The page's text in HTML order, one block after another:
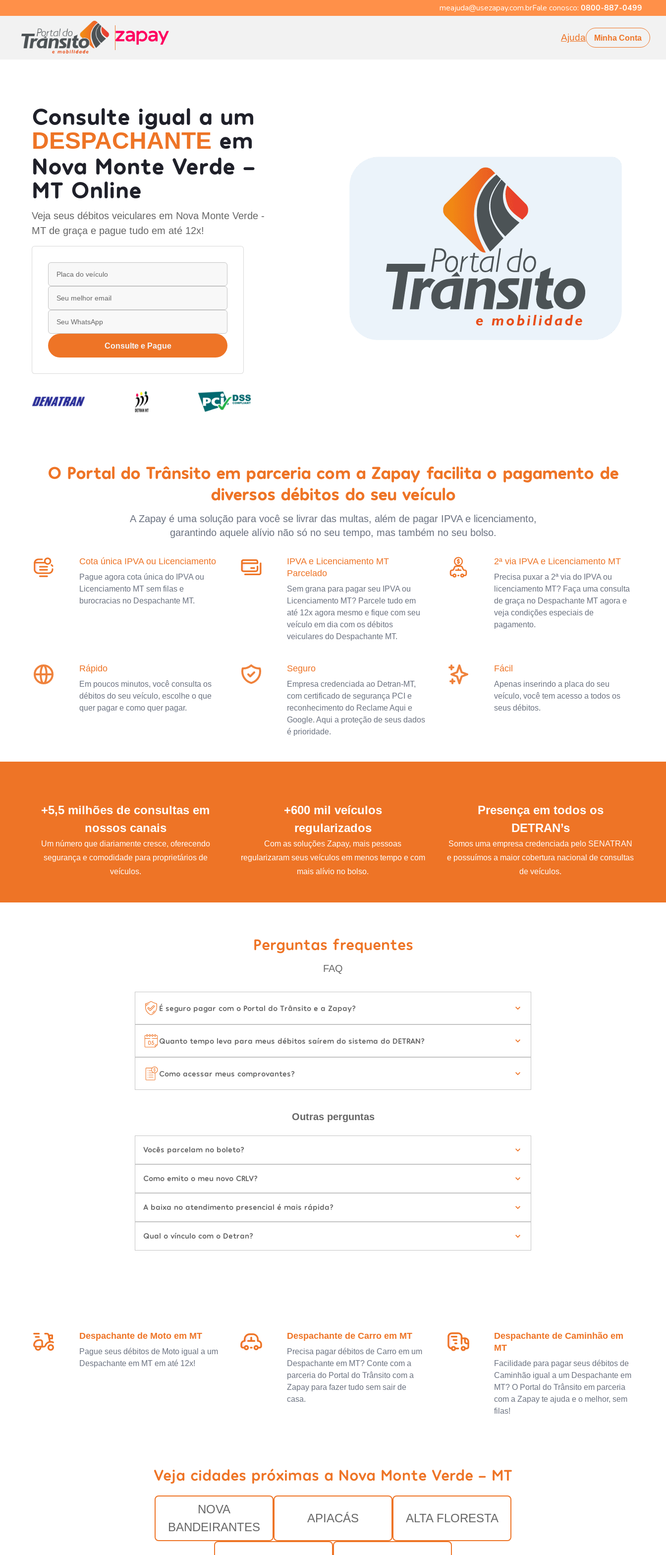
meajuda@usezapay.com.brFale conosco: 0800-887-0499
Ajuda Minha Conta
Consulte igual a um
DESPACHANTE em
Nova Monte Verde -
MT Online
Veja seus débitos veiculares em Nova Monte Verde -
MT de graça e pague tudo em até 12x!
Consulte e Pague
O Portal do Trânsito em parceria com a Zapay facilita o pagamento de
diversos débitos do seu veículo
A Zapay é uma solução para você se livrar das multas, além de pagar IPVA e licenciamento,
garantindo aquele alívio não só no seu tempo, mas também no seu bolso.
Cota única IPVA ou Licenciamento
Pague agora cota única do IPVA ou
Licenciamento MT sem filas e
burocracias no Despachante MT.
IPVA e Licenciamento MT
Parcelado
Sem grana para pagar seu IPVA ou
Licenciamento MT? Parcele tudo em
até 12x agora mesmo e fique com seu
veículo em dia com os débitos
veiculares do Despachante MT.
2ª via IPVA e Licenciamento MT
Precisa puxar a 2ª via do IPVA ou
licenciamento MT? Faça uma consulta
de graça no Despachante MT agora e
veja condições especiais de
pagamento.
Rápido
Em poucos minutos, você consulta os
débitos do seu veículo, escolhe o que
quer pagar e como quer pagar.
Seguro
Empresa credenciada ao Detran-MT,
com certificado de segurança PCI e
reconhecimento do Reclame Aqui e
Google. Aqui a proteção de seus dados
é prioridade.
Fácil
Apenas inserindo a placa do seu
veículo, você tem acesso a todos os
seus débitos.
+5,5 milhões de consultas em
nossos canais
Um número que diariamente cresce, oferecendo
segurança e comodidade para proprietários de
veículos.
+600 mil veículos
regularizados
Com as soluções Zapay, mais pessoas
regularizaram seus veículos em menos tempo e com
mais alívio no bolso.
Presença em todos os
DETRAN’s
Somos uma empresa credenciada pelo SENATRAN
e possuímos a maior cobertura nacional de consultas
de veículos.
Perguntas frequentes
FAQ
É seguro pagar com o Portal do Trânsito e a Zapay?
Quanto tempo leva para meus débitos saírem do sistema do DETRAN?
Como acessar meus comprovantes?
Outras perguntas
Vocês parcelam no boleto?
Como emito o meu novo CRLV?
A baixa no atendimento presencial é mais rápida?
Qual o vínculo com o Detran?
Despachante de Moto em MT
Pague seus débitos de Moto igual a um
Despachante em MT em até 12x!
Despachante de Carro em MT
Precisa pagar débitos de Carro em um
Despachante em MT? Conte com a
parceria do Portal do Trânsito com a
Zapay para fazer tudo sem sair de
casa.
Despachante de Caminhão em
MT
Facilidade para pagar seus débitos de
Caminhão igual a um Despachante em
MT? O Portal do Trânsito em parceria
com a Zapay te ajuda e o melhor, sem
filas!
Veja cidades próximas a Nova Monte Verde - MT
NOVA
BANDEIRANTES
APIACÁS ALTA FLORESTA